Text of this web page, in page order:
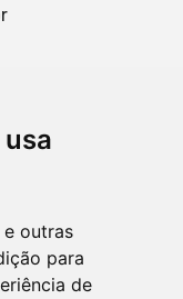
outras
para
de